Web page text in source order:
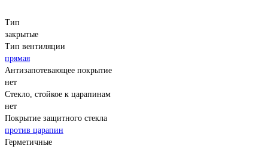
Тип
закрытые
Тип вентиляции
прямая
Антизапотевающее покрытие
нет
Стекло, стойкое к царапинам
нет
Покрытие защитного стекла
против царапин
Герметичные